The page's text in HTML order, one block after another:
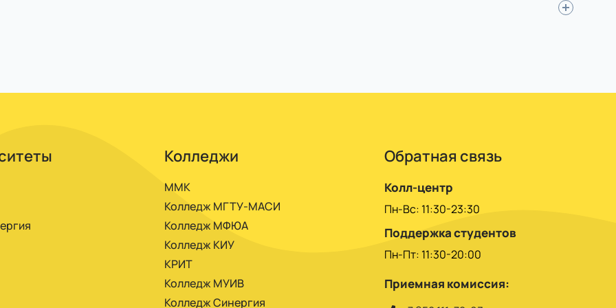
Колледжи
ММК
Колледж МГТУ-МАСИ
Колледж МФЮА
Колледж КИУ
КРИТ
Колледж МУИВ
Колледж Синергия
Обратная связь
Колл-центр
Пн-Вс: 11:30-23:30
Поддержка студентов
Пн-Пт: 11:30-20:00
Приемная комиссия: